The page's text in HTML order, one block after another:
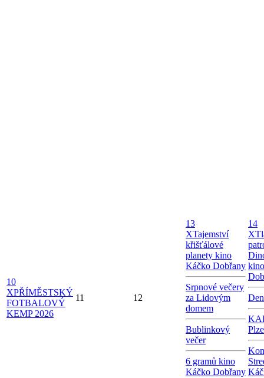
10
XPŘÍMĚSTSKÝ
FOTBALOVÝ
KEMP 2026
11 12
13
XTajemství
křišťálové
planety kino
Káčko Dobřany
Srpnové večery
za Lidovým
domem
Bublinkový
večer
6 gramů kino
Káčko Dobřany
14
X